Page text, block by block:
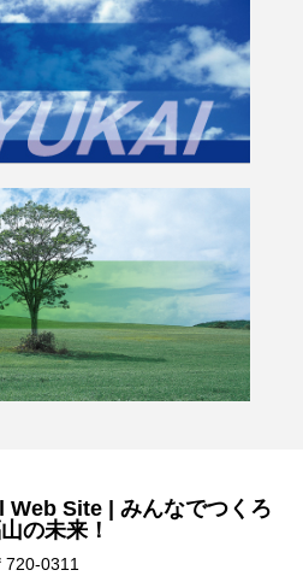
Web Site | みんなでつくろ
の未来！
720-0311